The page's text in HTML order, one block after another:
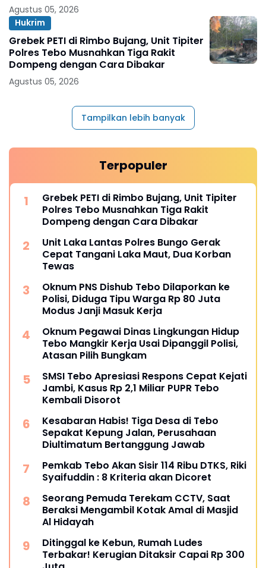
Agustus 05, 2026
Hukrim
Grebek PETI di Rimbo Bujang, Unit Tipiter
Polres Tebo Musnahkan Tiga Rakit
Dompeng dengan Cara Dibakar
Agustus 05, 2026
Tampilkan lebih banyak
Terpopuler
Grebek PETI di Rimbo Bujang, Unit Tipiter
Polres Tebo Musnahkan Tiga Rakit
Dompeng dengan Cara Dibakar
Unit Laka Lantas Polres Bungo Gerak
Cepat Tangani Laka Maut, Dua Korban
Tewas
Oknum PNS Dishub Tebo Dilaporkan ke
Polisi, Diduga Tipu Warga Rp 80 Juta
Modus Janji Masuk Kerja
Oknum Pegawai Dinas Lingkungan Hidup
Tebo Mangkir Kerja Usai Dipanggil Polisi,
Atasan Pilih Bungkam
SMSI Tebo Apresiasi Respons Cepat Kejati
Jambi, Kasus Rp 2,1 Miliar PUPR Tebo
Kembali Disorot
Kesabaran Habis! Tiga Desa di Tebo
Sepakat Kepung Jalan, Perusahaan
Diultimatum Bertanggung Jawab
Pemkab Tebo Akan Sisir 114 Ribu DTKS, Riki
Syaifuddin : 8 Kriteria akan Dicoret
Seorang Pemuda Terekam CCTV, Saat
Beraksi Mengambil Kotak Amal di Masjid
Al Hidayah
Ditinggal ke Kebun, Rumah Ludes
Terbakar! Kerugian Ditaksir Capai Rp 300